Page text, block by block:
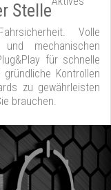
Stelle
Volle
mechanischen
für schnelle
Kontrollen
zu gewährleisten
brauchen.